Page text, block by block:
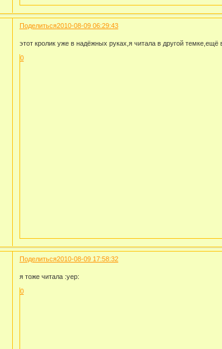
Поделиться2010-08-09 06:29:43
этот кролик уже в надёжных руках,я читала в другой темке,ещё
0
Поделиться2010-08-09 17:58:32
я тоже читала :yep:
0